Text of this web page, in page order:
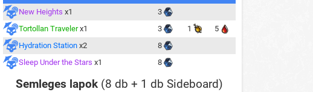
New Heights x1
3
Tortollan Traveler x1 3 1
5
Hydration Station x2
8
Sleep Under the Stars x1 8
Semleges lapok (8 db + 1 db Sideboard)